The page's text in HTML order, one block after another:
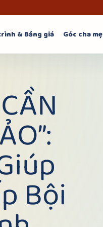
& Bảng giá Góc cha mẹ
Bội